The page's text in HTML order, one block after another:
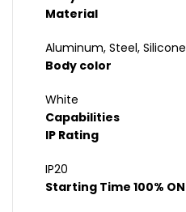
Material
Aluminum, Steel, Silicone
Body color
White
Capabilities
IP Rating
IP20
Starting Time 100% ON